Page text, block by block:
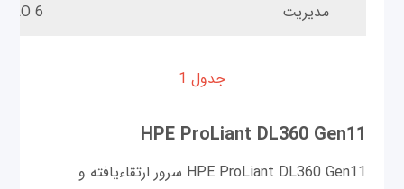
مدیریت iLO 6
جدول 1
HPE ProLiant DL360 Gen11
HPE ProLiant DL360 Gen11 سرور ارتقاءیافته و